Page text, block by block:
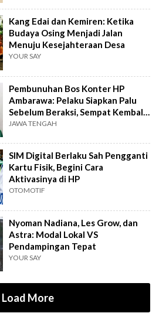
Kang Edai dan Kemiren: Ketika
Budaya Osing Menjadi Jalan
Menuju Kesejahteraan Desa
YOUR SAY
Pembunuhan Bos Konter HP
Ambarawa: Pelaku Siapkan Palu
Sebelum Beraksi, Sempat Kembali
Datangi TKP
JAWA TENGAH
SIM Digital Berlaku Sah Pengganti
Kartu Fisik, Begini Cara
Aktivasinya di HP
OTOMOTIF
Nyoman Nadiana, Les Grow, dan
Astra: Modal Lokal VS
Pendampingan Tepat
YOUR SAY
Load More